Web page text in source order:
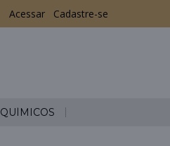
Acessar Cadastre-se
QUÍMICOS